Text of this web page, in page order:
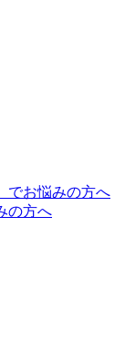
でお悩みの方へ
の方へ